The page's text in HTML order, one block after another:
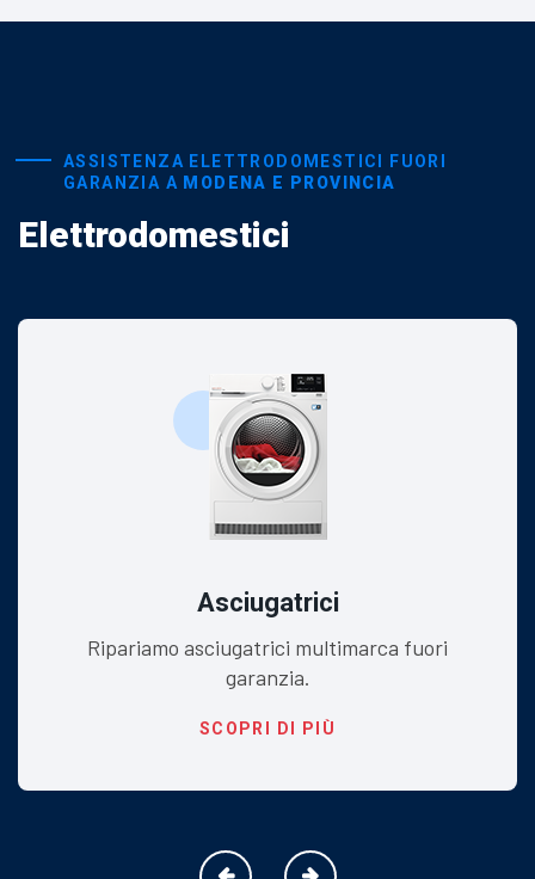
ASSISTENZA ELETTRODOMESTICI FUORI
GARANZIA A MODENA E PROVINCIA
Elettrodomestici
Asciugatrici
Ripariamo asciugatrici multimarca fuori
garanzia.
SCOPRI DI PIÙ